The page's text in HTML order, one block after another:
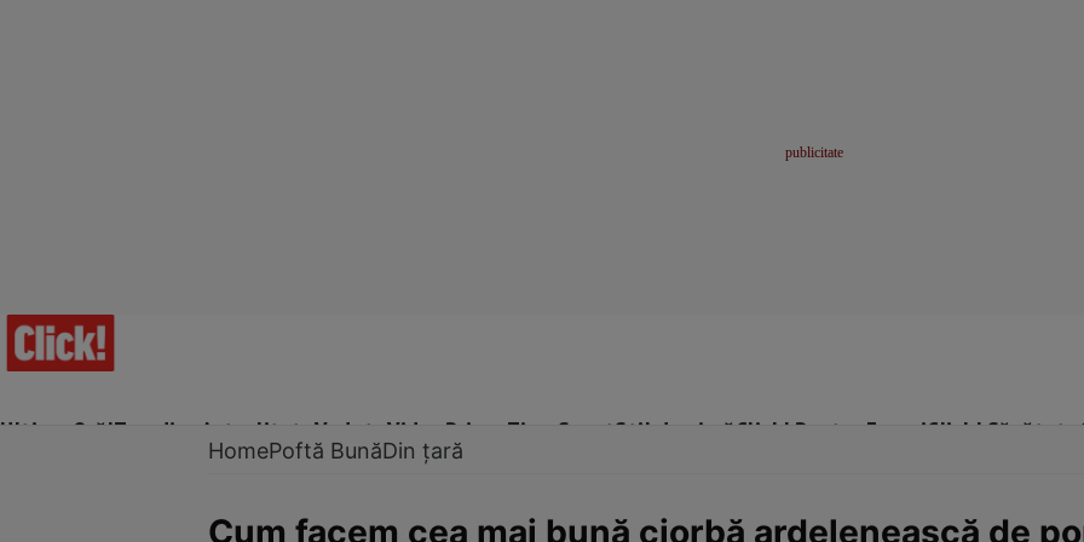
Ultima Oră!Trending Actualitate Vedete Video Prime Time SportStil de viațăClick! Pentru FemeiClick! Sănătate
HomePoftă BunăDin țară
Cum facem cea mai bună ciorbă ardelenească de